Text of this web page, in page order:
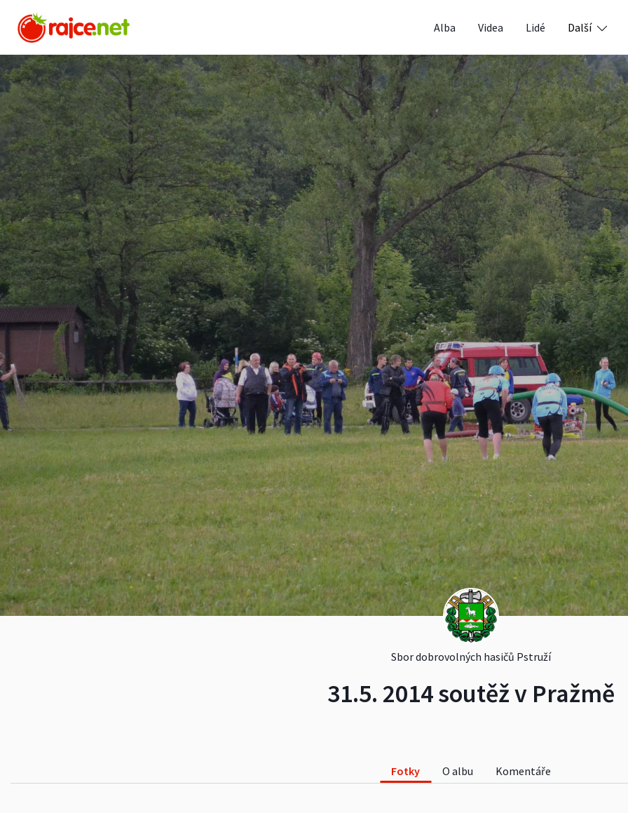
Alba Videa Lidé Další
Sbor dobrovolných hasičů Pstruží
31.5. 2014 soutěž v Pražmě
Fotky O albu Komentáře